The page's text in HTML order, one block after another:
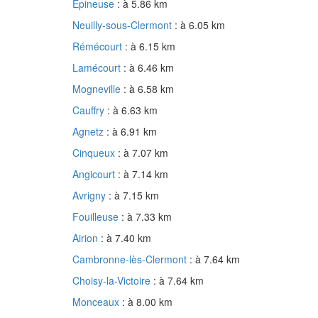
Épineuse : à 5.86 km
Neuilly-sous-Clermont : à 6.05 km
Rémécourt : à 6.15 km
Lamécourt : à 6.46 km
Mogneville : à 6.58 km
Cauffry : à 6.63 km
Agnetz : à 6.91 km
Cinqueux : à 7.07 km
Angicourt : à 7.14 km
Avrigny : à 7.15 km
Fouilleuse : à 7.33 km
Airion : à 7.40 km
Cambronne-lès-Clermont : à 7.64 km
Choisy-la-Victoire : à 7.64 km
Monceaux : à 8.00 km